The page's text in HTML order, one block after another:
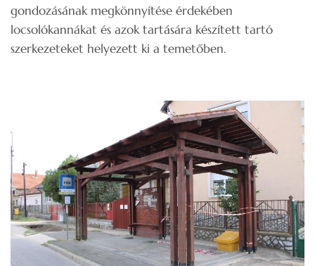
gondozásának megkönnyítése érdekében
locsolókannákat és azok tartására készített tartó
szerkezeteket helyezett ki a temetőben.